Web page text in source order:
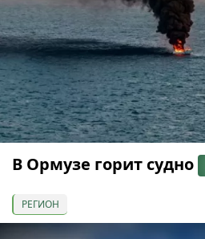
В Ормузе горит судно
РЕГИОН